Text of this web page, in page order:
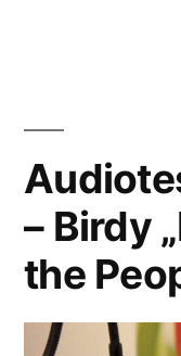
– Birdy
the